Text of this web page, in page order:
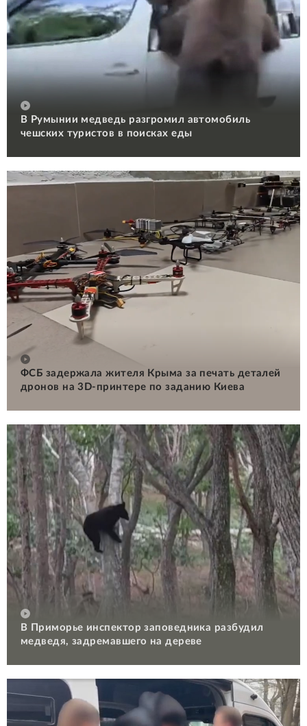
В Румынии медведь разгромил автомобиль
чешских туристов в поисках еды
ФСБ задержала жителя Крыма за печать деталей
дронов на 3D-принтере по заданию Киева
В Приморье инспектор заповедника разбудил
медведя, задремавшего на дереве